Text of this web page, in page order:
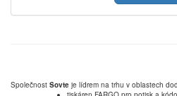
Společnost Sovte je lídrem na trhu v oblastech